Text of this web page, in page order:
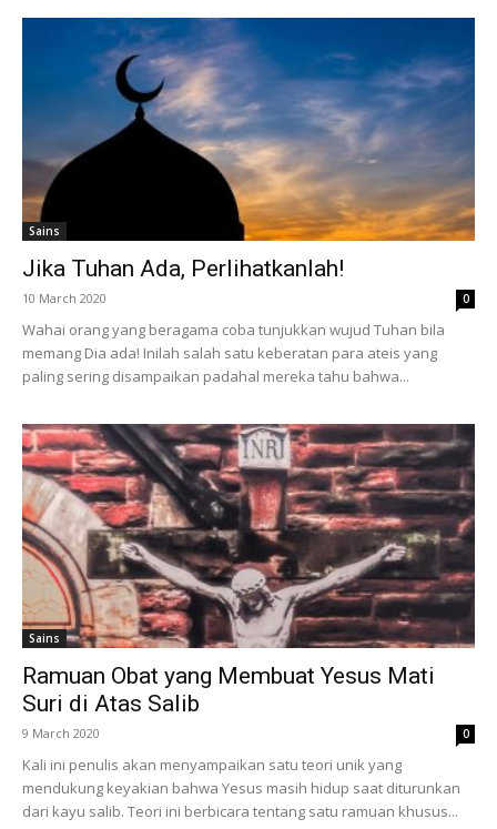
Sains
Jika Tuhan Ada, Perlihatkanlah!
10 March 2020 0
Wahai orang yang beragama coba tunjukkan wujud Tuhan bila
memang Dia ada! Inilah salah satu keberatan para ateis yang
paling sering disampaikan padahal mereka tahu bahwa...
Sains
Ramuan Obat yang Membuat Yesus Mati
Suri di Atas Salib
9 March 2020 0
Kali ini penulis akan menyampaikan satu teori unik yang
mendukung keyakian bahwa Yesus masih hidup saat diturunkan
dari kayu salib. Teori ini berbicara tentang satu ramuan khusus...